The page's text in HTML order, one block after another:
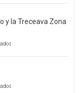
gobernador
estado,
Navarro
y la Treceava Zona
en
Voluntario
en